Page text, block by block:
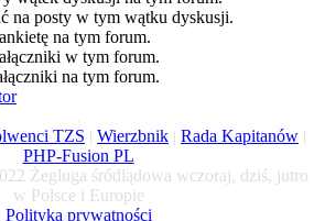
na posty w tym wątku dyskusji.
na tym forum.
w tym forum.
na tym forum.
TZS | Wierzbnik | Rada Kapitanów |
PHP-Fusion PL
Żegluga śródlądowa wczoraj, dziś, jutro
w Polsce i Europie
Polityka prywatności